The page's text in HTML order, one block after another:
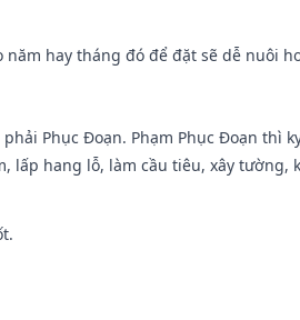
năm hay tháng đó để đặt sẽ dễ nuôi
Phục Đoạn. Phạm Phục Đoạn thì
lấp hang lỗ, làm cầu tiêu, xây tường,